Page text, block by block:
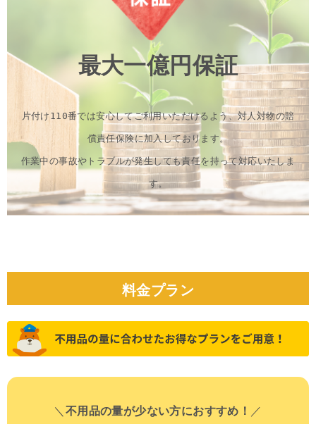
最大一億円保証
片付け110番では安心してご利用いただけるよう、対人対物の賠
償責任保険に加入しております。
作業中の事故やトラブルが発生しても責任を持って対応いたしま
す。
料金プラン
＼ 不用品の量が少ない方におすすめ！ ／